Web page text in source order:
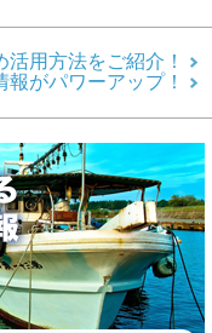
用方法をご紹介！
がパワーアップ！